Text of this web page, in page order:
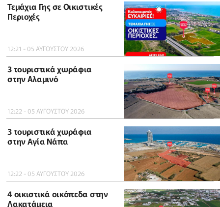
Τεμάχια Γης σε Οικιστικές
Περιοχές
12:21 - 05 ΑΥΓΟΥΣΤΟΥ 2026
3 τουριστικά χωράφια
στην Αλαμινό
12:22 - 05 ΑΥΓΟΥΣΤΟΥ 2026
3 τουριστικά χωράφια
στην Αγία Νάπα
12:22 - 05 ΑΥΓΟΥΣΤΟΥ 2026
4 οικιστικά οικόπεδα στην
Λακατάμεια